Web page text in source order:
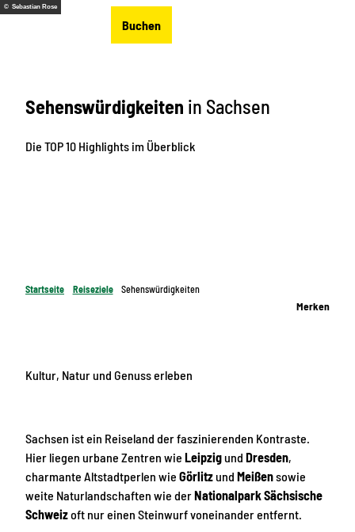
Z
Buchen
© Sebastian Rose
Sehenswürdigkeiten in Sachsen
Die TOP 10 Highlights im Überblick
Startseite Reiseziele Sehenswürdigkeiten
Merken
Kultur, Naturund Genusserleben
Sachsen ist ein Reiseland der faszinierenden Kontraste.
Hier liegen urbane Zentren wie Leipzigund Dresden,
charmante Altstadtperlen wie Görlitzund Meißensowie
weite Naturlandschaften wie derNationalpark Sächsische
Schweizoft nur einen Steinwurf voneinander entfernt.